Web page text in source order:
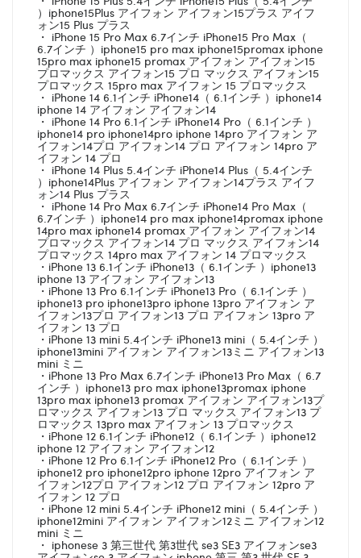
）iphone15Plus アイフォン アイフォン15プラス アイフ
ォン15 Plus プラス
・ iPhone 15 Pro Max 6.7インチ iPhone15 Pro Max（
6.7インチ ）iphone15 pro max iphone15promax iphone
15pro max iphone15 promax アイフォン アイフォン15
プロマックス アイフォン15 プロ マックス アイフォン15
プロマックス 15pro max アイフォン 15 プロマックス
・ iPhone 14 6.1インチ iPhone14（ 6.1インチ ）iphone14
iphone 14 アイフォン アイフォン14
・ iPhone 14 Pro 6.1インチ iPhone14 Pro（ 6.1インチ ）
iphone14 pro iphone14pro iphone 14pro アイフォン ア
イフォン14プロ アイフォン14 プロ アイフォン 14pro ア
イフォン 14 プロ
・ iPhone 14 Plus 5.4インチ iPhone14 Plus（ 5.4インチ
）iphone14Plus アイフォン アイフォン14プラス アイフ
ォン14 Plus プラス
・ iPhone 14 Pro Max 6.7インチ iPhone14 Pro Max（
6.7インチ ）iphone14 pro max iphone14promax iphone
14pro max iphone14 promax アイフォン アイフォン14
プロマックス アイフォン14 プロ マックス アイフォン14
プロマックス 14pro max アイフォン 14 プロマックス
・iPhone 13 6.1インチ iPhone13（ 6.1インチ ）iphone13
iphone 13 アイフォン アイフォン13
・iPhone 13 Pro 6.1インチ iPhone13 Pro（ 6.1インチ ）
iphone13 pro iphone13pro iphone 13pro アイフォン ア
イフォン13プロ アイフォン13 プロ アイフォン 13pro ア
イフォン 13 プロ
・iPhone 13 mini 5.4インチ iPhone13 mini（ 5.4インチ ）
iphone13mini アイフォン アイフォン13ミニ アイフォン13
mini ミニ
・iPhone 13 Pro Max 6.7インチ iPhone13 Pro Max（ 6.7
インチ ）iphone13 pro max iphone13promax iphone
13pro max iphone13 promax アイフォン アイフォン13プ
ロマックス アイフォン13 プロ マックス アイフォン13 プ
ロマックス 13pro max アイフォン 13 プロマックス
・iPhone 12 6.1インチ iPhone12（ 6.1インチ ）iphone12
iphone 12 アイフォン アイフォン12
・iPhone 12 Pro 6.1インチ iPhone12 Pro（ 6.1インチ ）
iphone12 pro iphone12pro iphone 12pro アイフォン ア
イフォン12プロ アイフォン12 プロ アイフォン 12pro ア
イフォン 12 プロ
・iPhone 12 mini 5.4インチ iPhone12 mini（ 5.4インチ ）
iphone12mini アイフォン アイフォン12ミニ アイフォン12
mini ミニ
・ iphonese 3 第三世代 第3世代 se3 SE3 アイフォンse3